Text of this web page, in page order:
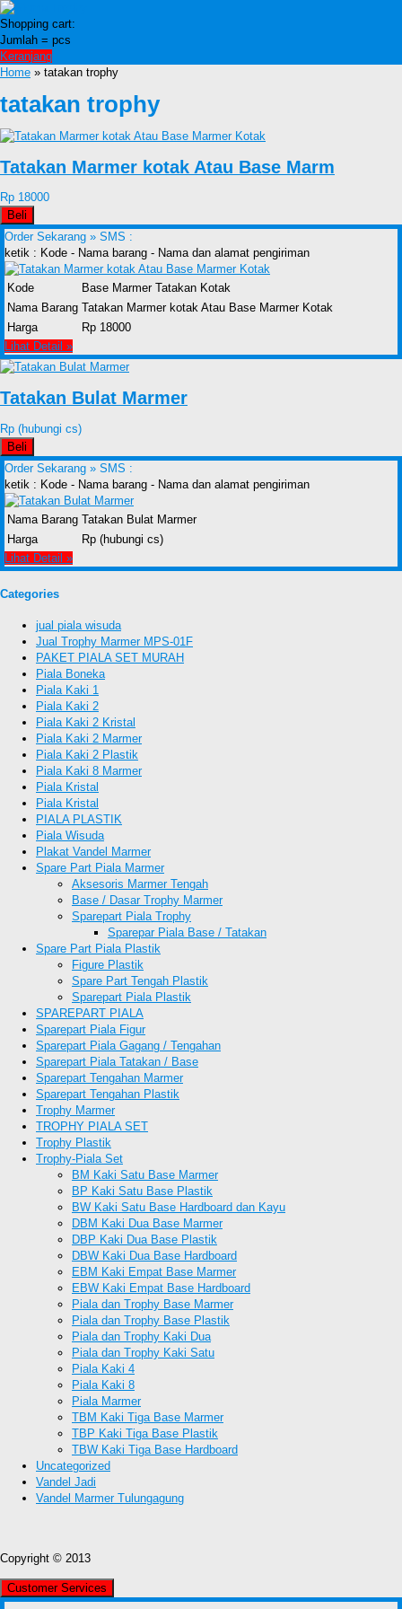
Shopping cart:
Jumlah = pcs
Keranjang
Home » tatakan trophy
tatakan trophy
Tatakan Marmer kotak Atau Base Marm
Rp 18000
Beli
Order Sekarang » SMS :
ketik : Kode - Nama barang - Nama dan alamat pengiriman
Kode
Base Marmer Tatakan Kotak
Nama Barang Tatakan Marmer kotak Atau Base Marmer Kotak
Harga
Rp 18000
Lihat Detail »
Tatakan Bulat Marmer
Rp (hubungi cs)
Beli
Order Sekarang » SMS :
ketik : Kode - Nama barang - Nama dan alamat pengiriman
Nama Barang Tatakan Bulat Marmer
Harga
Rp (hubungi cs)
Lihat Detail »
Categories
jual piala wisuda
Jual Trophy Marmer MPS-01F
PAKET PIALA SET MURAH
Piala Boneka
Piala Kaki 1
Piala Kaki 2
Piala Kaki 2 Kristal
Piala Kaki 2 Marmer
Piala Kaki 2 Plastik
Piala Kaki 8 Marmer
Piala Kristal
Piala Kristal
PIALA PLASTIK
Piala Wisuda
Plakat Vandel Marmer
Spare Part Piala Marmer
Aksesoris Marmer Tengah
Base / Dasar Trophy Marmer
Sparepart Piala Trophy
Sparepar Piala Base / Tatakan
Spare Part Piala Plastik
Figure Plastik
Spare Part Tengah Plastik
Sparepart Piala Plastik
SPAREPART PIALA
Sparepart Piala Figur
Sparepart Piala Gagang / Tengahan
Sparepart Piala Tatakan / Base
Sparepart Tengahan Marmer
Sparepart Tengahan Plastik
Trophy Marmer
TROPHY PIALA SET
Trophy Plastik
Trophy-Piala Set
BM Kaki Satu Base Marmer
BP Kaki Satu Base Plastik
BW Kaki Satu Base Hardboard dan Kayu
DBM Kaki Dua Base Marmer
DBP Kaki Dua Base Plastik
DBW Kaki Dua Base Hardboard
EBM Kaki Empat Base Marmer
EBW Kaki Empat Base Hardboard
Piala dan Trophy Base Marmer
Piala dan Trophy Base Plastik
Piala dan Trophy Kaki Dua
Piala dan Trophy Kaki Satu
Piala Kaki 4
Piala Kaki 8
Piala Marmer
TBM Kaki Tiga Base Marmer
TBP Kaki Tiga Base Plastik
TBW Kaki Tiga Base Hardboard
Uncategorized
Vandel Jadi
Vandel Marmer Tulungagung
Copyright © 2013
Customer Services